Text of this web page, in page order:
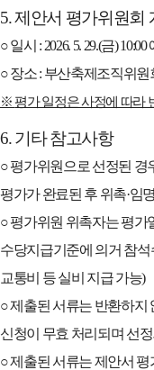
5.제안서 평가위원회
○일시 : 2026. 5. 29.(금) 10:00
○장소: 부산축제조직위원
※ 평가 일정은 사정에 따라
6.기타 참고사항
○평가위원으로 선정된 경
평가가 완료된 후 위촉·임
○평가위원 위촉자는 평가
수당지급기준에 의거 참
교통비 등 실비 지급 가능)
○제출된 서류는 반환하지
신청이 무효 처리되며 선
○제출된 서류는 제안서 평